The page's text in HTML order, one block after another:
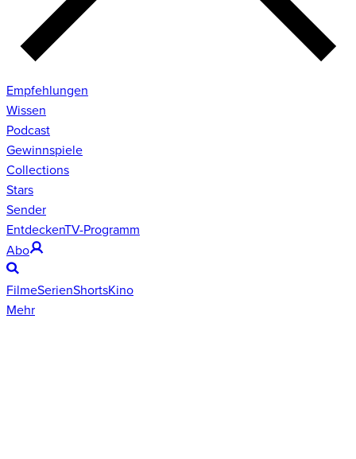
Empfehlungen
Wissen
Podcast
Gewinnspiele
Collections
Stars
Sender
EntdeckenTV-Programm
Abo
FilmeSerienShortsKino
Mehr